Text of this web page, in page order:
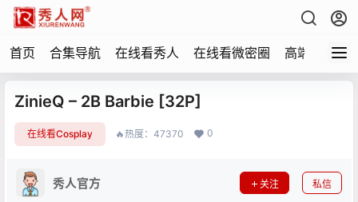
首页 合集导航 在线看秀人 在线看微密圈 高端写真
ZinieQ – 2B Barbie [32P]
在线看Cosplay 🔥热度：47370 0
秀人官方 关注 私信